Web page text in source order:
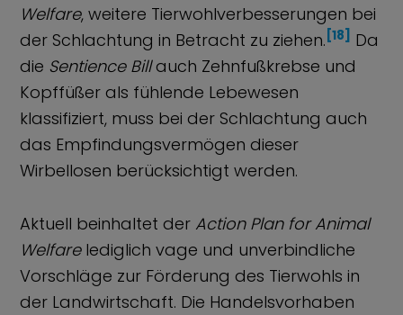
Welfare, weitere Tierwohlverbesserungen bei
der Schlachtung in Betracht zu ziehen. [18] Da
die Sentience Billauch Zehnfußkrebse und
Kopffüßer als fühlende Lebewesen
klassifiziert, muss bei der Schlachtung auch
das Empfindungsvermögen dieser
Wirbellosen berücksichtigt werden.
Aktuell beinhaltet der Action Plan for Animal
Welfarelediglich vage und unverbindliche
Vorschläge zur Förderung des Tierwohls in
der Landwirtschaft. Die Handelsvorhaben